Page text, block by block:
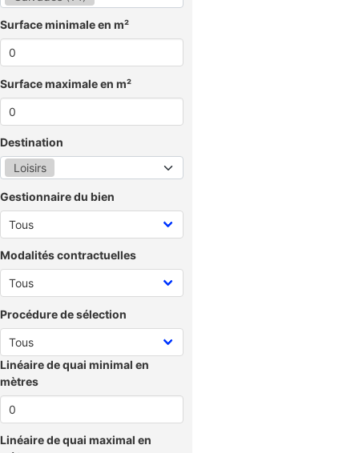
Surface minimale en m²
Surface maximale en m²
Destination
Loisirs
Gestionnaire du bien
Modalités contractuelles
Procédure de sélection
Linéaire de quai minimal en
mètres
Linéaire de quai maximal en